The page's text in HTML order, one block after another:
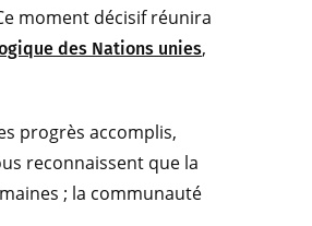
moment décisif réunira
des Nations unies,
progrès accomplis,
reconnaissent que la
; la communauté